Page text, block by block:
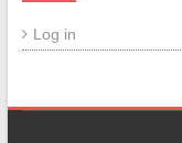
Log in